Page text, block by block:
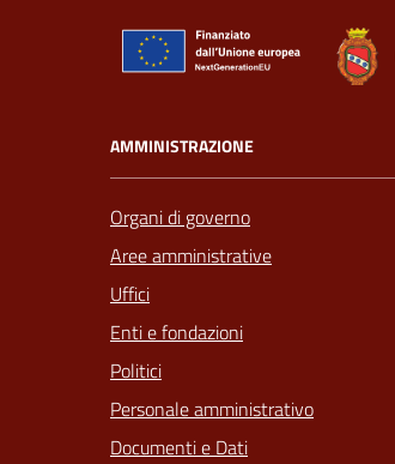
AMMINISTRAZIONE
Organi di governo
Aree amministrative
Uffici
Enti e fondazioni
Politici
Personale amministrativo
Documenti e Dati